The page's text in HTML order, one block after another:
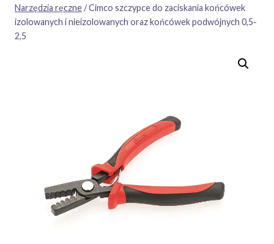
Narzędzia ręczne/Cimco szczypce do zaciskania końcówek
izolowanych i nieizolowanych oraz końcówek podwójnych 0,5-
2,5